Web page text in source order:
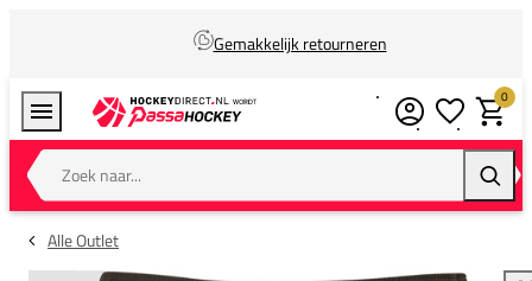
Gemakkelijk retourneren
Zoek naar...
0
Alle Outlet